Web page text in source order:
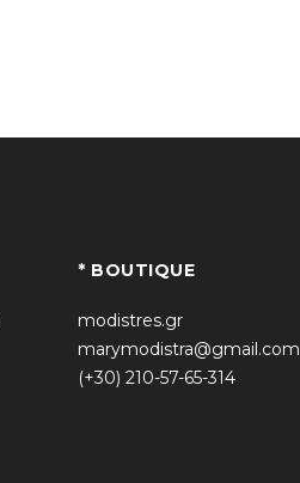
* BOUTIQUE
modistres.gr
marymodistra@gmail.com
(+30) 210-57-65-314